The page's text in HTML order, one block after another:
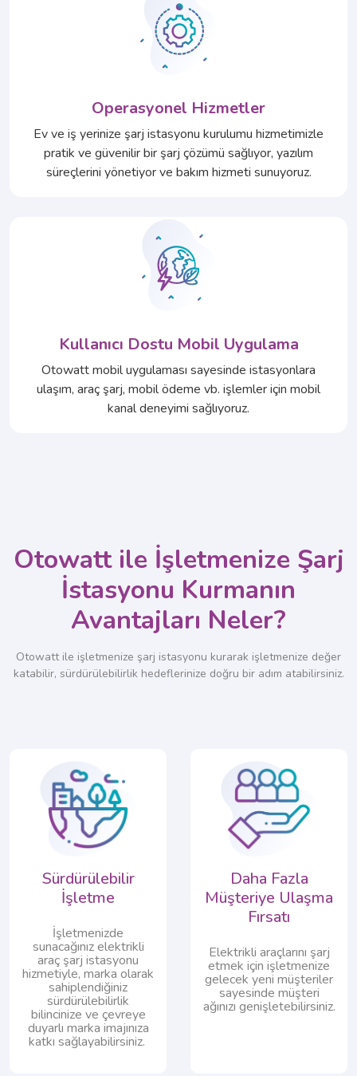
Operasyonel Hizmetler
Ev ve iş yerinize şarj istasyonu kurulumu hizmetimizle
pratik ve güvenilir bir şarj çözümü sağlıyor, yazılım
süreçlerini yönetiyor ve bakım hizmeti sunuyoruz.​
Kullanıcı Dostu Mobil Uygulama
Otowatt mobil uygulaması sayesinde istasyonlara
ulaşım, araç şarj, mobil ödeme vb. işlemler için mobil
kanal deneyimi sağlıyoruz.​
Otowatt ile İşletmenize Şarj
İstasyonu Kurmanın
Avantajları​​ Neler?
Otowatt ile işletmenize şarj istasyonu kurarak işletmenize değer
katabilir, sürdürülebilirlik hedeflerinize doğru bir adım atabilirsiniz.
Sürdürülebilir
İşletme​
İşletmenizde
sunacağınız elektrikli
araç şarj istasyonu
hizmetiyle, marka olarak
sahiplendiğiniz
sürdürülebilirlik
bilincinize ve çevreye
duyarlı marka imajınıza
katkı sağlayabilirsiniz. ​
Daha Fazla
Müşteriye Ulaşma
Fırsatı​
Elektrikli araçlarını şarj
etmek için işletmenize
gelecek yeni müşteriler
sayesinde müşteri
ağınızı genişletebilirsiniz.​​